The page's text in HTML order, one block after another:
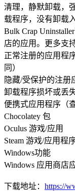
清理，静默卸载，
载程序，没有卸载
Bulk Crap
店的应用。更多支
正常注册的应用程
同）
隐藏/受保护的注册
卸载程序损坏或丢
便携式应用程序（
Chocolatey 包
Oculus 游戏/应用
Steam 游戏/应用程
Windows功能
Windows 应用商店
下载地址： https://